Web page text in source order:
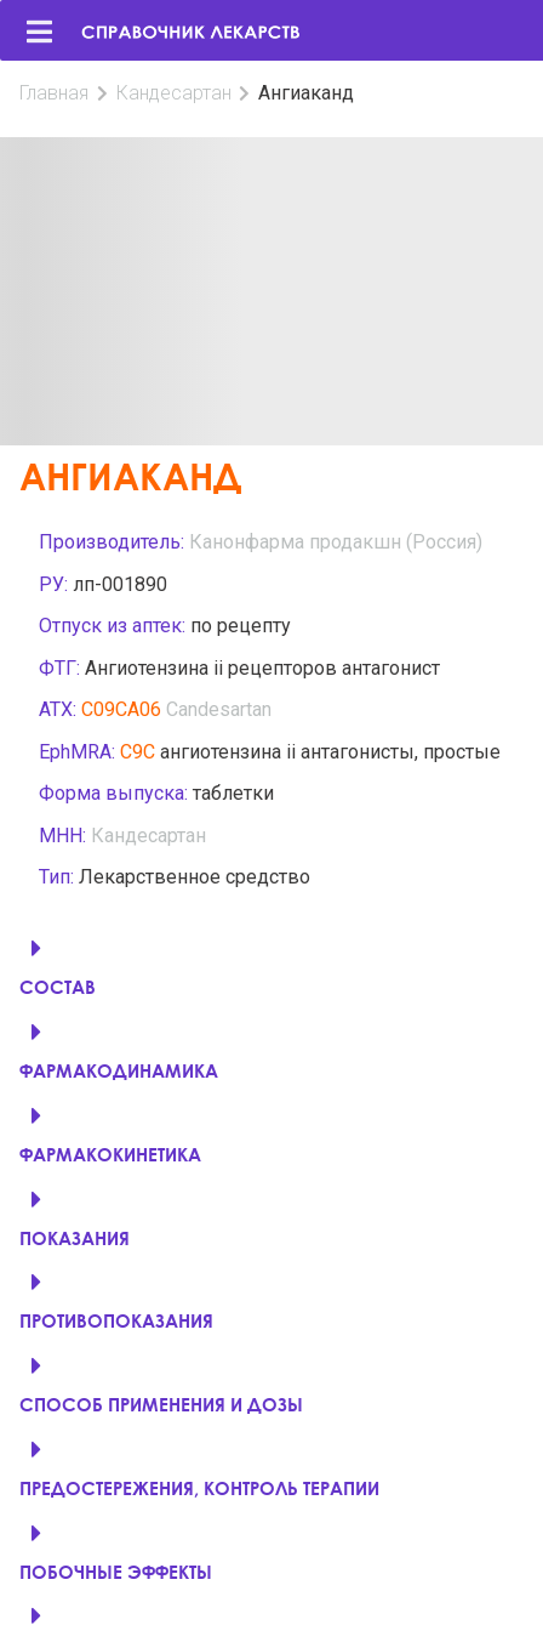
Главная Кандесартан Ангиаканд
АНГИАКАНД
Производитель: Канонфарма продакшн (Россия)
РУ: лп-001890
Отпуск из аптек: по рецепту
ФТГ: Ангиотензина ii рецепторов антагонист
АТХ: C09CA06 Candesartan
EphMRA: C9C ангиотензина ii антагонисты, простые
Форма выпуска: таблетки
МНН: Кандесартан
Тип: Лекарственное средство
СОСТАВ
ФАРМАКОДИНАМИКА
ФАРМАКОКИНЕТИКА
ПОКАЗАНИЯ
ПРОТИВОПОКАЗАНИЯ
СПОСОБ ПРИМЕНЕНИЯ И ДОЗЫ
ПРЕДОСТЕРЕЖЕНИЯ, КОНТРОЛЬ ТЕРАПИИ
ПОБОЧНЫЕ ЭФФЕКТЫ